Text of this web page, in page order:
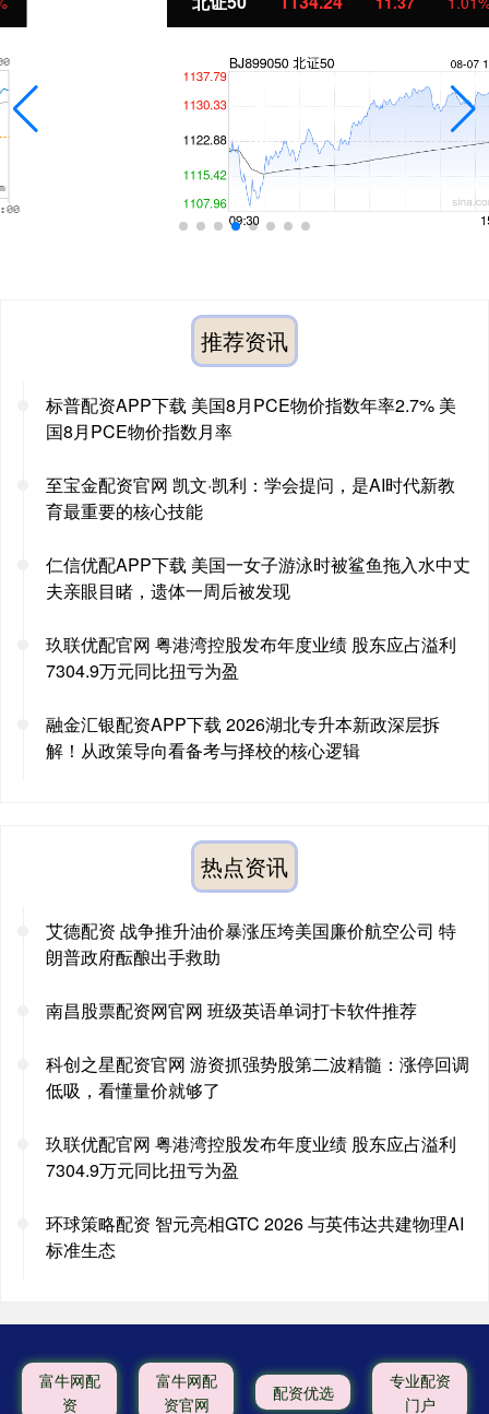
推荐资讯
标普配资APP下载 美国8月PCE物价指数年率2.7% 美
国8月PCE物价指数月率
至宝金配资官网 凯文·凯利：学会提问，是AI时代新教
育最重要的核心技能
仁信优配APP下载 美国一女子游泳时被鲨鱼拖入水中丈
夫亲眼目睹，遗体一周后被发现
玖联优配官网 粤港湾控股发布年度业绩 股东应占溢利
7304.9万元同比扭亏为盈
融金汇银配资APP下载 2026湖北专升本新政深层拆
解！从政策导向看备考与择校的核心逻辑
热点资讯
艾德配资 战争推升油价暴涨压垮美国廉价航空公司 特
朗普政府酝酿出手救助
南昌股票配资网官网 班级英语单词打卡软件推荐
科创之星配资官网 游资抓强势股第二波精髓：涨停回调
低吸，看懂量价就够了
玖联优配官网 粤港湾控股发布年度业绩 股东应占溢利
7304.9万元同比扭亏为盈
环球策略配资 智元亮相GTC 2026 与英伟达共建物理AI
标准生态
富牛网配
资
富牛网配
资官网
配资优选
专业配资
门户